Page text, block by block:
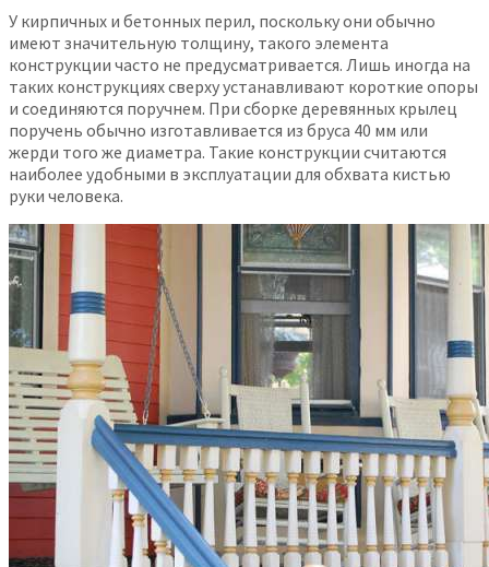
У кирпичных и бетонных перил, поскольку они обычно
имеют значительную толщину, такого элемента
конструкции часто не предусматривается. Лишь иногда на
таких конструкциях сверху устанавливают короткие опоры
и соединяются поручнем. При сборке деревянных крылец
поручень обычно изготавливается из бруса 40 мм или
жерди того же диаметра. Такие конструкции считаются
наиболее удобными в эксплуатации для обхвата кистью
руки человека.